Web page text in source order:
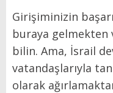
Girişiminizin
buraya gelmekten
bilin. Ama, İsrail
vatandaşlarıyla
olarak